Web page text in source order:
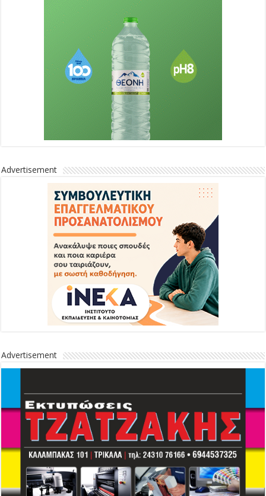
Advertisement
Advertisement